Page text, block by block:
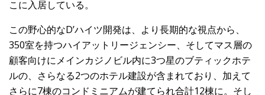
こに入居している。
この野心的なD’ハイツ開発は、より長期的な視点から、
350室を持つハイアットリージェンシー、そしてマス層の
顧客向けにメインカジノビル内に3つ星のブティックホテ
ルの、さらなる2つのホテル建設が含まれており、加えて
さらに7棟のコンドミニアムが建てられ合計12棟に。そし